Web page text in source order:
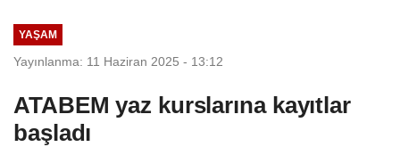
YAŞAM
Yayınlanma: 11 Haziran 2025 - 13:12
ATABEM yaz kurslarına kayıtlar
başladı